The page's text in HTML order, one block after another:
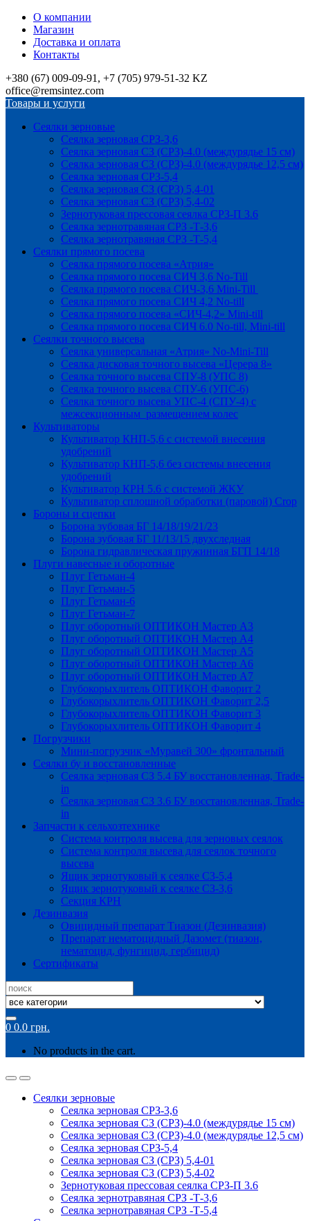
О компании
Магазин
Доставка и оплата
Контакты
+380 (67) 009-09-91, +7 (705) 979-51-32 KZ
office@remsintez.com
Товары и услуги
Сеялки зерновые
Сеялка зерновая СРЗ-3,6
Сеялка зерновая СЗ (СРЗ)-4.0 (междурядье 15 см)
Сеялка зерновая СЗ (СРЗ)-4.0 (междурядье 12,5 см)
Сеялка зерновая СРЗ-5,4
Сеялка зерновая СЗ (СРЗ) 5,4-01
Сеялка зерновая СЗ (СРЗ) 5,4-02
Зернотуковая прессовая сеялка СРЗ-П 3.6
Сеялка зернотравяная СРЗ -Т-3,6
Сеялка зернотравяная СРЗ -Т-5,4
Сеялки прямого посева
Сеялка прямого посева «Атрия»
Сеялка прямого посева СИЧ 3,6 No-Till
Сеялка прямого посева СИЧ-3,6 Mini-Till
Сеялка прямого посева СИЧ 4,2 No-till
Сеялка прямого посева «СИЧ-4,2» Mini-till
Сеялка прямого посева СИЧ 6.0 No-till, Mini-till
Сеялки точного высева
Сеялка универсальная «Атрия» No-Mini-Till
Сеялка дисковая точного высева «Церера 8»
Сеялка точного высева СПУ-8 (УПС 8)
Сеялка точного высева СПУ-6 (УПС-6)
Сеялка точного высева УПС-4 (СПУ-4) с
межсекционным размещением колес
Культиваторы
Культиватор КНП-5,6 с системой внесения
удобрений
Культиватор КНП-5,6 без системы внесения
удобрений
Культиватор КРН 5.6 с системой ЖКУ
Культиватор сплошной обработки (паровой) Crop
Бороны и сцепки
Борона зубовая БГ 14/18/19/21/23
Борона зубовая БГ 11/13/15 двухследная
Борона гидравлическая пружинная БГП 14/18
Плуги навесные и оборотные
Плуг Гетьман-4
Плуг Гетьман-5
Плуг Гетьман-6
Плуг Гетьман-7
Плуг оборотный ОПТИКОН Мастер А3
Плуг оборотный ОПТИКОН Мастер А4
Плуг оборотный ОПТИКОН Мастер А5
Плуг оборотный ОПТИКОН Мастер А6
Плуг оборотный ОПТИКОН Мастер А7
Глубокорыхлитель ОПТИКОН Фаворит 2
Глубокорыхлитель ОПТИКОН Фаворит 2,5
Глубокорыхлитель ОПТИКОН Фаворит 3
Глубокорыхлитель ОПТИКОН Фаворит 4
Погрузчики
Мини-погрузчик «Муравей 300» фронтальный
Сеялки бу и восстановленные
Сеялка зерновая СЗ 5.4 БУ восстановленная, Trade-
in
Сеялка зерновая СЗ 3.6 БУ восстановленная, Trade-
in
Запчасти к сельхозтехнике
Система контроля высева для зерновых сеялок
Система контроля высева для сеялок точного
высева
Ящик зернотуковый к сеялке СЗ-5,4
Ящик зернотуковый к сеялке СЗ-3,6
Секция КРН
Дезинвазия
Овицидный препарат Тиазон (Дезинвазия)
Препарат нематоцидный Дазомет (тиазон,
нематоцид, фунгицид, гербицид)
Сертификаты
Search
for:
0 0.0 грн.
No products in the cart.
Сеялки зерновые
Сеялка зерновая СРЗ-3,6
Сеялка зерновая СЗ (СРЗ)-4.0 (междурядье 15 см)
Сеялка зерновая СЗ (СРЗ)-4.0 (междурядье 12,5 см)
Сеялка зерновая СРЗ-5,4
Сеялка зерновая СЗ (СРЗ) 5,4-01
Сеялка зерновая СЗ (СРЗ) 5,4-02
Зернотуковая прессовая сеялка СРЗ-П 3.6
Сеялка зернотравяная СРЗ -Т-3,6
Сеялка зернотравяная СРЗ -Т-5,4